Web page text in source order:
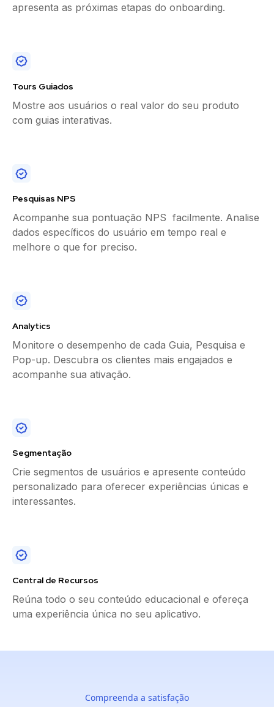
apresenta as próximas etapas do onboarding.
Tours Guiados
Mostre aos usuários o real valor do seu produto
com guias interativas.
Pesquisas NPS
Acompanhe sua pontuação NPS facilmente. Analise
dados específicos do usuário em tempo real e
melhore o que for preciso.
Analytics
Monitore o desempenho de cada Guia, Pesquisa e
Pop-up. Descubra os clientes mais engajados e
acompanhe sua ativação.
Segmentação
Crie segmentos de usuários e apresente conteúdo
personalizado para oferecer experiências únicas e
interessantes.
Central de Recursos
Reúna todo o seu conteúdo educacional e ofereça
uma experiência única no seu aplicativo.
Compreenda a satisfação